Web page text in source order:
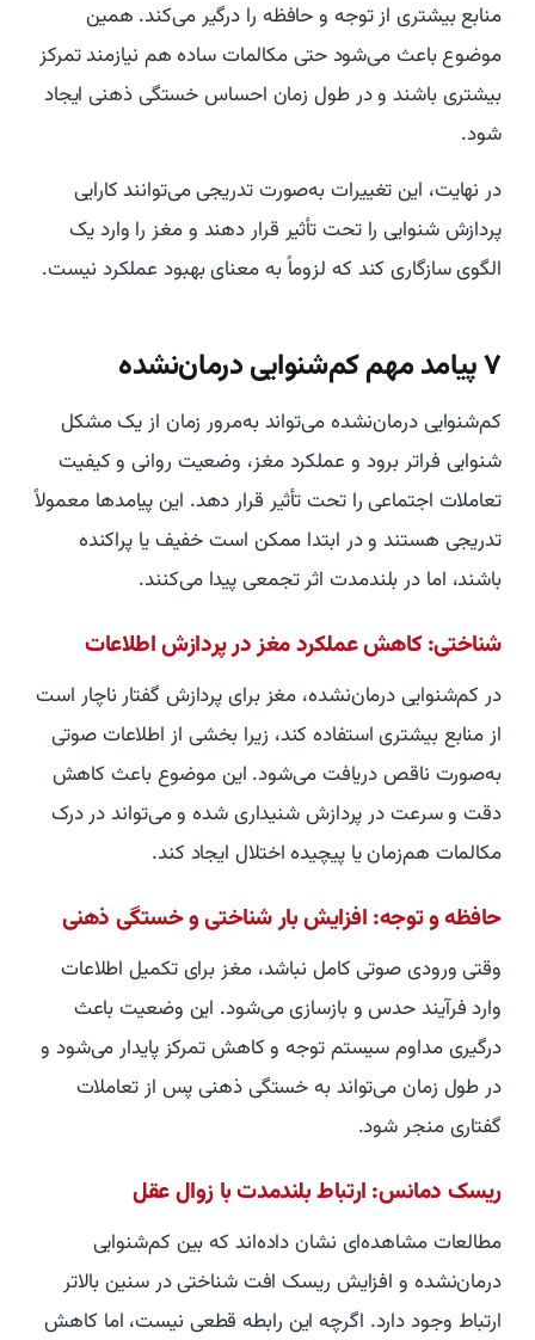
منابع بیشتری از توجه و حافظه را درگیر می‌کند. همین
موضوع باعث می‌شود حتی مکالمات ساده هم نیازمند تمرکز
بیشتری باشند و در طول زمان احساس خستگی ذهنی ایجاد
شود.
در نهایت، این تغییرات به‌صورت تدریجی می‌توانند کارایی
پردازش شنوایی را تحت تأثیر قرار دهند و مغز را وارد یک
الگوی سازگاری کند که لزوماً به معنای بهبود عملکرد نیست.
۷ پیامد مهم کم‌شنوایی درمان‌نشده
کم‌شنوایی درمان‌نشده می‌تواند به‌مرور زمان از یک مشکل
شنوایی فراتر برود و عملکرد مغز، وضعیت روانی و کیفیت
تعاملات اجتماعی را تحت تأثیر قرار دهد. این پیامدها معمولاً
تدریجی هستند و در ابتدا ممکن است خفیف یا پراکنده
باشند، اما در بلندمدت اثر تجمعی پیدا می‌کنند.
شناختی: کاهش عملکرد مغز در پردازش اطلاعات
در کم‌شنوایی درمان‌نشده، مغز برای پردازش گفتار ناچار است
از منابع بیشتری استفاده کند، زیرا بخشی از اطلاعات صوتی
به‌صورت ناقص دریافت می‌شود. این موضوع باعث کاهش
دقت و سرعت در پردازش شنیداری شده و می‌تواند در درک
مکالمات هم‌زمان یا پیچیده اختلال ایجاد کند.
حافظه و توجه: افزایش بار شناختی و خستگی ذهنی
وقتی ورودی صوتی کامل نباشد، مغز برای تکمیل اطلاعات
وارد فرآیند حدس و بازسازی می‌شود. این وضعیت باعث
درگیری مداوم سیستم توجه و کاهش تمرکز پایدار می‌شود و
در طول زمان می‌تواند به خستگی ذهنی پس از تعاملات
گفتاری منجر شود.
ریسک دمانس: ارتباط بلندمدت با زوال عقل
مطالعات مشاهده‌ای نشان داده‌اند که بین کم‌شنوایی
درمان‌نشده و افزایش ریسک افت شناختی در سنین بالاتر
ارتباط وجود دارد. اگرچه این رابطه قطعی نیست، اما کاهش